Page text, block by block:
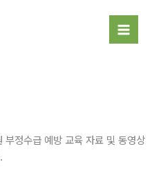
정수급 예방 교육 자료 및 동영상